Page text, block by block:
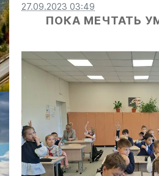
27.09.2023 03:49
ПОКА МЕЧТАТЬ